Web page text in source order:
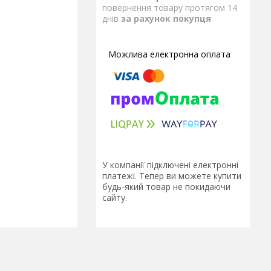
повернення товару протягом 14
днів за рахунок покупця
У компанії підключені електронні
платежі. Тепер ви можете купити
будь-який товар не покидаючи
сайту.